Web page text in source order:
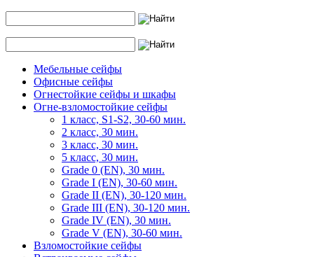
Мебельные сейфы
Офисные сейфы
Огнестойкие сейфы и шкафы
Огне-взломостойкие сейфы
1 класс, S1-S2, 30-60 мин.
2 класс, 30 мин.
3 класс, 30 мин.
5 класс, 30 мин.
Grade 0 (EN), 30 мин.
Grade I (EN), 30-60 мин.
Grade II (EN), 30-120 мин.
Grade III (EN), 30-120 мин.
Grade IV (EN), 30 мин.
Grade V (EN), 30-60 мин.
Взломостойкие сейфы